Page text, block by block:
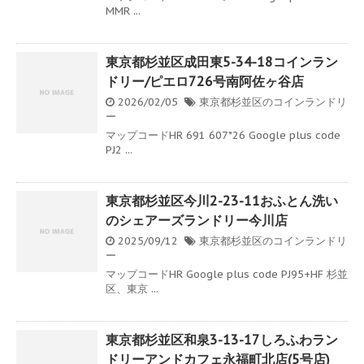
MMR ...
東京都杉並区成田東5-34-18コインラン
ドリー/ピエロ726号南阿佐ヶ谷店
2026/02/05
東京都杉並区のコインランドリ
ー
マップコードHR 691 607*26 Google plus code
PJ2 ...
東京都杉並区今川2-23-11おふとん洗い
のシェアーズランドリー今川店
2025/09/12
東京都杉並区のコインランドリ
ー
マップコードHR Google plus code PJ95+HF 杉並
区、東京 ...
東京都杉並区和泉3-13-17しろふわラン
ドリーアンドカフェ永福町北店(5号店)